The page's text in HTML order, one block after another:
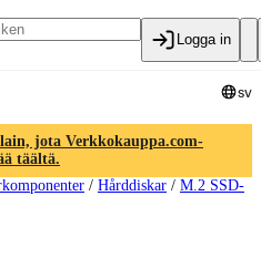
Logga in
sv
jota Verkkokauppa.com-
täältä.
/ Hårddiskar / M.2 SSD-